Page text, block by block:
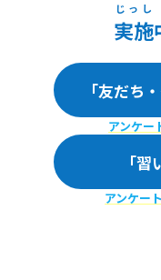
実施
じっし
「友だち
アンケー
「
アンケー